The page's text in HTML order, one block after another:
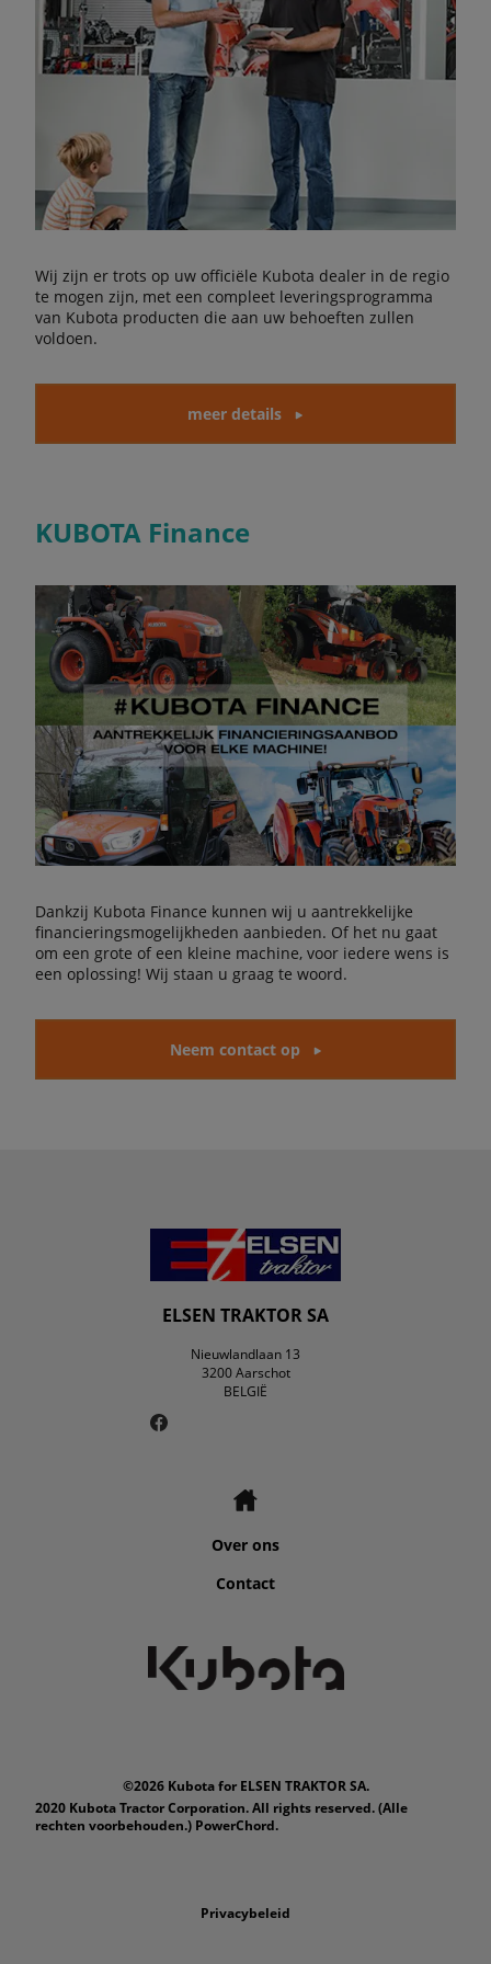
Wij zijn er trots op uw officiële Kubota dealer in de regio
te mogen zijn, met een compleet leveringsprogramma
van Kubota producten die aan uw behoeften zullen
voldoen.
meer details
KUBOTA Finance
Dankzij Kubota Finance kunnen wij u aantrekkelijke
financieringsmogelijkheden aanbieden. Of het nu gaat
om een grote of een kleine machine, voor iedere wens is
een oplossing! Wij staan u graag te woord.
Neem contact op
ELSEN TRAKTOR SA
Nieuwlandlaan 13
3200 Aarschot
BELGIË
Over ons
Contact
©2026 Kubota for ELSEN TRAKTOR SA.
2020 Kubota Tractor Corporation. All rights reserved. (Alle
rechten voorbehouden.) PowerChord.
Privacybeleid